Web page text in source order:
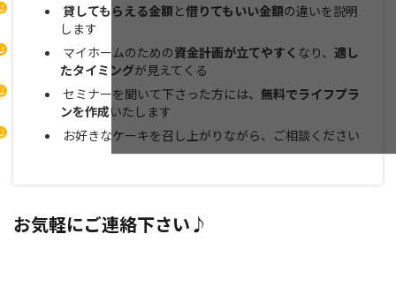
貸してもらえる金額と借りてもいい金額の違いを説明
します
マイホームのための資金計画が立てやすく なり、適し
たタイミングが見えてくる
セミナーを聞いて下さった方には、無料でライフプラ
ンを作成いたします
お好きなケーキを召し上がりながら、ご相談ください
お気軽にご連絡下さい♪